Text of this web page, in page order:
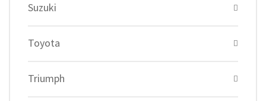
Suzuki
Toyota
Triumph